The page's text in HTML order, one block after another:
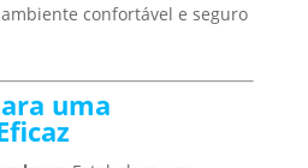
confortável e seguro
uma